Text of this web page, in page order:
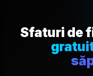
Sfaturi de